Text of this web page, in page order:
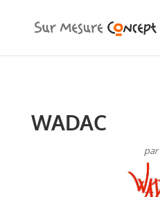
WADAC
par